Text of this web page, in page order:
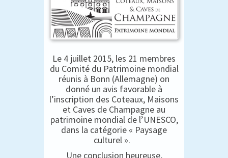
Le 4 juillet 2015, les 21 membres
du Comité du Patrimoine mondial
réunis à Bonn (Allemagne) on
donné un avis favorable à
l’inscription des Coteaux, Maisons
et Caves de Champagne au
patrimoine mondial de l’UNESCO,
dans la catégorie « Paysage
culturel ».
Une conclusion heureuse,